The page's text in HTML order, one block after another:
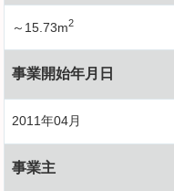
～15.73m2
事業開始年月日
2011年04月
事業主